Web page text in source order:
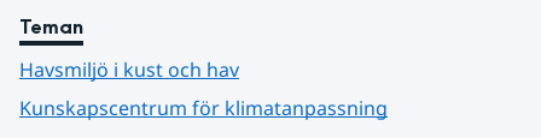
Teman
Havsmiljö i kust och hav
Kunskapscentrum för klimatanpassning